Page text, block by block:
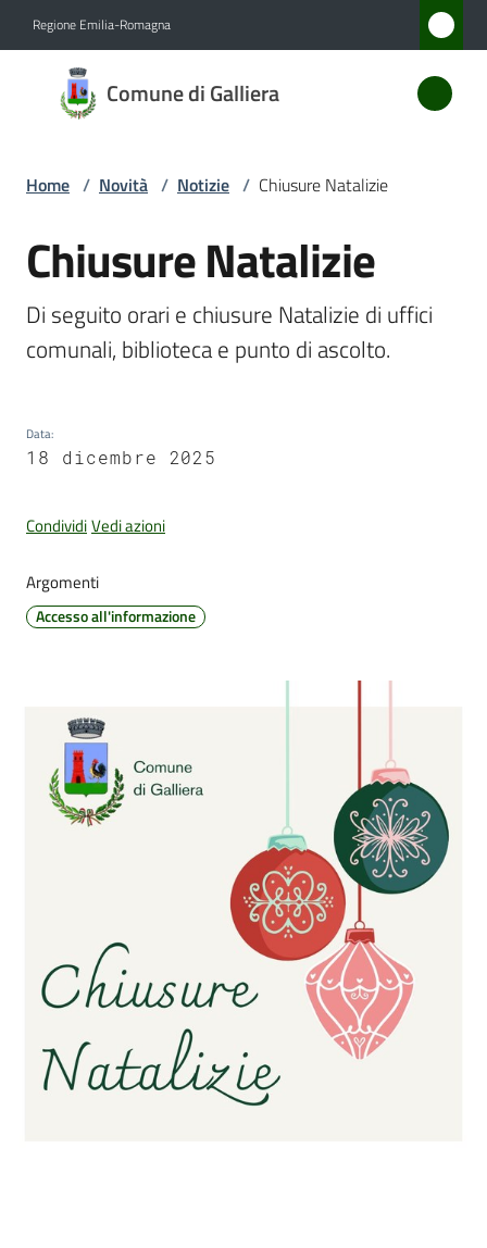
Regione Emilia-Romagna
Comune di Galliera
Comune
di
Menu selezionato
Servizi
Galliera
Amministrazione
Trasparente
argomenti...
Seguici
Home / Novità / Notizie / Chiusure Natalizie
Salta al contenuto
Chiusure Natalizie
Di seguito orari e chiusure Natalizie di uffici
comunali, biblioteca e punto di ascolto.
Data:
18 dicembre 2025
CondividiVedi azioni
Argomenti
Accesso all'informazione